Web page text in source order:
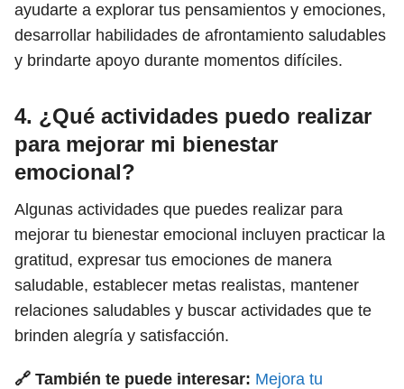
ayudarte a explorar tus pensamientos y emociones,
desarrollar habilidades de afrontamiento saludables
y brindarte apoyo durante momentos difíciles.
4. ¿Qué actividades puedo realizar
para mejorar mi bienestar
emocional?
Algunas actividades que puedes realizar para
mejorar tu bienestar emocional incluyen practicar la
gratitud, expresar tus emociones de manera
saludable, establecer metas realistas, mantener
relaciones saludables y buscar actividades que te
brinden alegría y satisfacción.
🔗 También te puede interesar: Mejora tu